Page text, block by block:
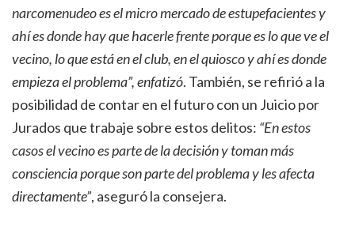
narcomenudeo es el micro mercado de estupefacientes y
ahí es donde hay que hacerle frente porque es lo que ve el
vecino, lo que está en el club, en el quiosco y ahí es donde
empieza el problema”, enfatizó. También, se refirió a la
posibilidad de contar en el futuro con un Juicio por
Jurados que trabaje sobre estos delitos: “En estos
casos el vecino es parte de la decisión y toman más
consciencia porque son parte del problema y les afecta
directamente”, aseguró la consejera.